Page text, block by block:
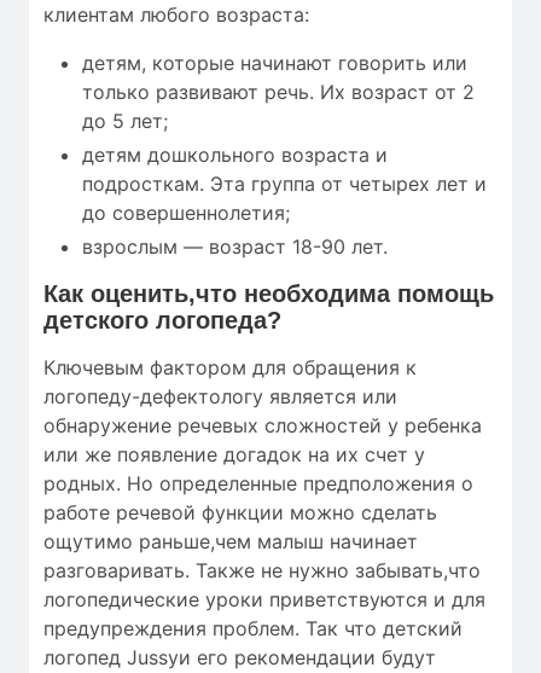
клиентам любого возраста:
детям, которые начинают говорить или
только развивают речь. Их возраст от 2
до 5 лет;
детям дошкольного возраста и
подросткам. Эта группа от четырех лет и
до совершеннолетия;
взрослым — возраст 18-90 лет.
Как оценить,что необходима помощь
детского логопеда?
Ключевым фактором для обращения к
логопеду-дефектологу является или
обнаружение речевых сложностей у ребенка
или же появление догадок на их счет у
родных. Но определенные предположения о
работе речевой функции можно сделать
ощутимо раньше,чем малыш начинает
разговаривать. Также не нужно забывать,что
логопедические уроки приветствуются и для
предупреждения проблем. Так что детский
логопед Jussyи его рекомендации будут